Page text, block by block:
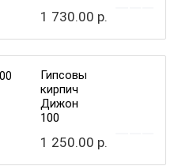
1 730.00 р.
Гипсовый
кирпич
Дижон
100
1 250.00 р.